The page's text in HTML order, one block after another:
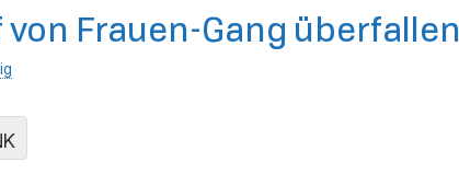
Frauen-Gang überfallen